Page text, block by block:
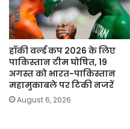
हॉकी वर्ल्ड कप 2026 के लिए
पाकिस्तान टीम घोषित, 19
अगस्त को भारत-पाकिस्तान
महामुकाबले पर टिकी नजरें
August 6, 2026